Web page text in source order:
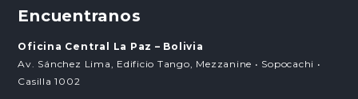
Encuentranos
Oficina Central La Paz – Bolivia
Av. Sánchez Lima, Edificio Tango, Mezzanine • Sopocachi •
Casilla 1002